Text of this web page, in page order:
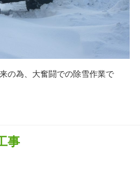
の為、大奮闘での除雪作業で
事